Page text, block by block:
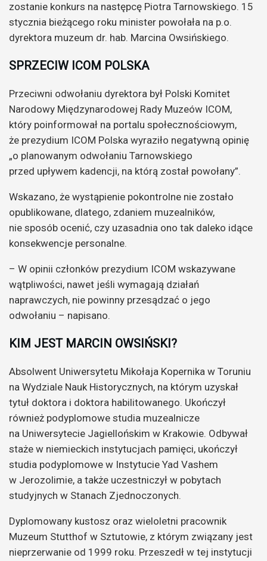
zostanie konkurs na następcę Piotra Tarnowskiego. 15
stycznia bieżącego roku minister powołała na p.o.
dyrektora muzeum dr. hab. Marcina Owsińskiego.
SPRZECIW ICOM POLSKA
Przeciwni odwołaniu dyrektora był Polski Komitet
Narodowy Międzynarodowej Rady Muzeów ICOM,
który poinformował na portalu społecznościowym,
że prezydium ICOM Polska wyraziło negatywną opinię
„o planowanym odwołaniu Tarnowskiego
przed upływem kadencji, na którą został powołany”.
Wskazano, że wystąpienie pokontrolne nie zostało
opublikowane, dlatego, zdaniem muzealników,
nie sposób ocenić, czy uzasadnia ono tak daleko idące
konsekwencje personalne.
– W opinii członków prezydium ICOM wskazywane
wątpliwości, nawet jeśli wymagają działań
naprawczych, nie powinny przesądzać o jego
odwołaniu – napisano.
KIM JEST MARCIN OWSIŃSKI?
Absolwent Uniwersytetu Mikołaja Kopernika w Toruniu
na Wydziale Nauk Historycznych, na którym uzyskał
tytuł doktora i doktora habilitowanego. Ukończył
również podyplomowe studia muzealnicze
na Uniwersytecie Jagiellońskim w Krakowie. Odbywał
staże w niemieckich instytucjach pamięci, ukończył
studia podyplomowe w Instytucie Yad Vashem
w Jerozolimie, a także uczestniczył w pobytach
studyjnych w Stanach Zjednoczonych.
Dyplomowany kustosz oraz wieloletni pracownik
Muzeum Stutthof w Sztutowie, z którym związany jest
nieprzerwanie od 1999 roku. Przeszedł w tej instytucji